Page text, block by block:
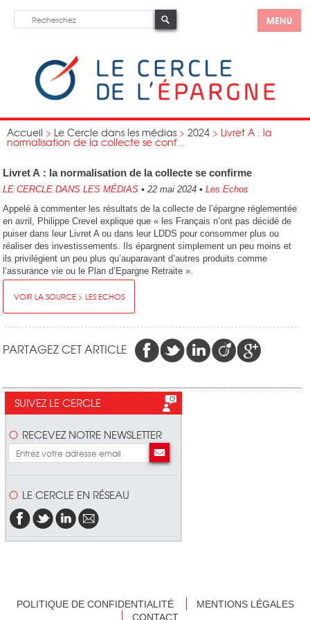
MENU
Accueil > Le Cercle dans les médias > 2024 > Livret A : la
normalisation de la collecte se conf...
Livret A : la normalisation de la collecte se confirme
LE CERCLE DANS LES MÉDIAS • 22 mai 2024• Les Echos
Appelé à commenter les résultats de la collecte de l’épargne réglementée
en avril, Philippe Crevel explique que « les Français n’ont pas décidé de
puiser dans leur Livret A ou dans leur LDDS pour consommer plus ou
réaliser des investissements. Ils épargnent simplement un peu moins et
ils privilégient un peu plus qu’auparavant d’autres produits comme
l’assurance vie ou le Plan d’Epargne Retraite ».
VOIR LA SOURCE > LES ECHOS
PARTAGEZ CET ARTICLE
SUIVEZ LE CERCLE
RECEVEZ NOTRE NEWSLETTER
LE CERCLE EN RÉSEAU
POLITIQUE DE CONFIDENTIALITÉ
MENTIONS LÉGALES
CONTACT